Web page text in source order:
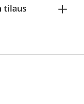
tilaus